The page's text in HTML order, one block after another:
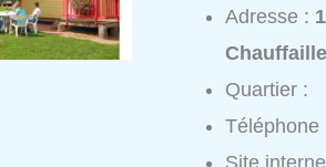
Adresse :
Quartier :
Site